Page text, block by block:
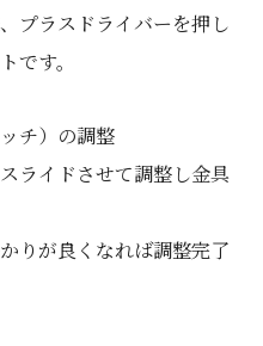
プラスドライバーを押し
です。
チ）の調整
ライドさせて調整し金具
りが良くなれば調整完了